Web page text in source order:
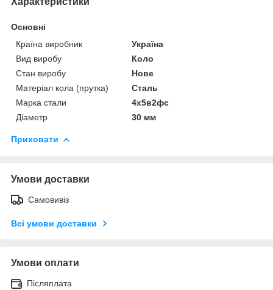
Основні
Країна виробник
Україна
Вид виробу
Коло
Стан виробу
Нове
Матеріал кола (прутка)
Сталь
Марка стали
4х5в2фс
Діаметр
30 мм
Приховати
Умови доставки
Самовивіз
Всі умови доставки
Умови оплати
Післяплата